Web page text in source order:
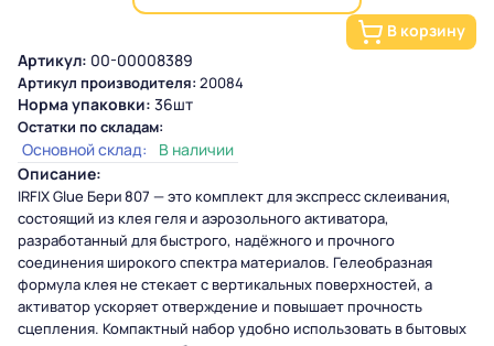
В корзину
Артикул: 00-00008389
Артикул производителя: 20084
Норма упаковки: 36шт
Остатки по складам:
Основной склад:
В наличии
Описание:
IRFIX Glue Бери 807 — это комплект для экспресс склеивания,
состоящий из клея геля и аэрозольного активатора,
разработанный для быстрого, надёжного и прочного
соединения широкого спектра материалов. Гелеобразная
формула клея не стекает с вертикальных поверхностей, а
активатор ускоряет отверждение и повышает прочность
сцепления. Компактный набор удобно использовать в бытовых